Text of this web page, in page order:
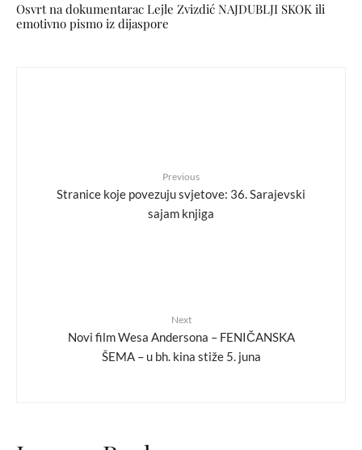
Osvrt na dokumentarac Lejle Zvizdić NAJDUBLJI SKOK ili
emotivno pismo iz dijaspore
Previous
Stranice koje povezuju svjetove: 36. Sarajevski
sajam knjiga
Next
Novi film Wesa Andersona – FENIČANSKA
ŠEMA – u bh. kina stiže 5. juna